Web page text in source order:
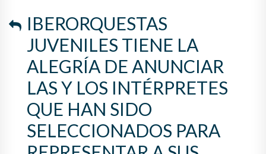
REPRESENTAR A SUS
RESPECTIVOS PAÍSES EN EL
MARCO DE LA ORQUESTA
JUVENIL IBEROAMERICANA
2025.
IBERORQUESTAS
JUVENILES TIENE LA
ALEGRÍA DE ANUNCIAR
LAS Y LOS INTÉRPRETES
QUE HAN SIDO
SELECCIONADOS PARA